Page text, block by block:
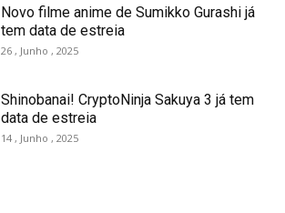
Novo filme anime de Sumikko Gurashi já
tem data de estreia
26 , Junho , 2025
Shinobanai! CryptoNinja Sakuya 3 já tem
data de estreia
14 , Junho , 2025